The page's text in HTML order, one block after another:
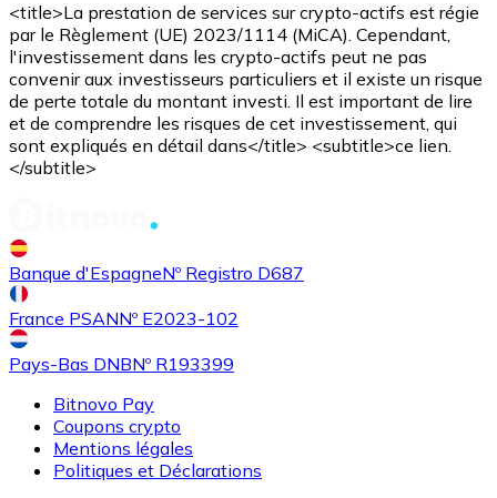
Shiba Inuavec virement bancaire
SHIB
<title>La prestation de services sur crypto-actifs est régie
par le Règlement (UE) 2023/1114 (MiCA). Cependant,
l'investissement dans les crypto-actifs peut ne pas
convenir aux investisseurs particuliers et il existe un risque
de perte totale du montant investi. Il est important de lire
et de comprendre les risques de cet investissement, qui
sont expliqués en détail dans</title> <subtitle>ce lien.
</subtitle>
Banque d'EspagneNº Registro D687
France PSANNº E2023-102
Pays-Bas DNBNº R193399
Bitnovo Pay
Coupons crypto
Mentions légales
Politiques et Déclarations